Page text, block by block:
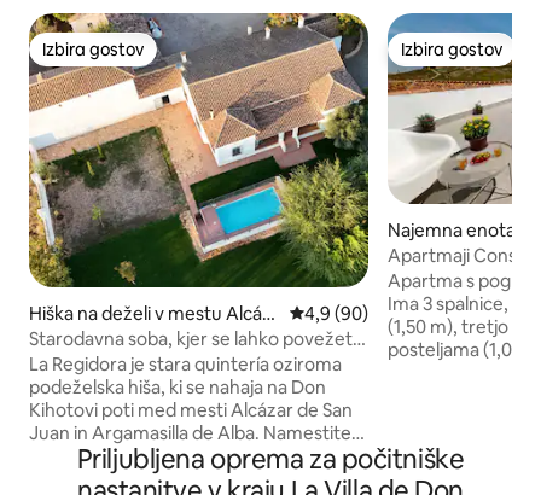
Izbira gostov
Izbira gostov
Hiška na deželi v mestu Alcáz
ar de San Juan
Povprečna ocena: 4,9 od 5,
4,9 (90)
Starodavna soba, kjer se lahko povežete
s tradicijo
La Regidora je stara quintería oziroma
podeželska hiša, ki se nahaja na Don
Kihotovi poti med mesti Alcázar de San
Juan in Argamasilla de Alba. Namestitev
je prenovljeno enonadstropno nekdanje
graščinsko poslopje iz začetka 20.
Izbira gostov
Izbira gostov
Najemna enota v
suegra
Apartmaji
2a
Apartma s
Ima 3 spalnice, 2
(1,50 m), tretjo
posteljama (1,05
stroj, hladilnik,
aparat za kavo,
Priljubljena oprema za počitniške